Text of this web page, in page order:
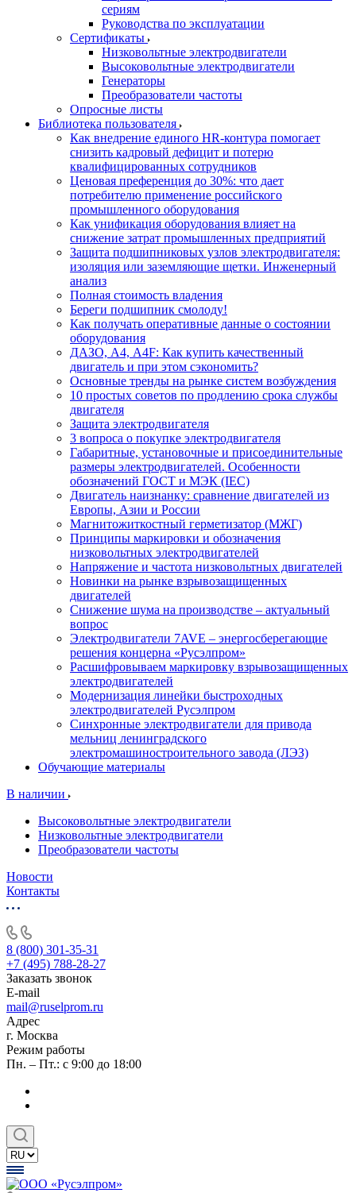
сериям
Руководства по эксплуатации
Сертификаты
Низковольтные электродвигатели
Высоковольтные электродвигатели
Генераторы
Преобразователи частоты
Опросные листы
Библиотека пользователя
Как внедрение единого HR-контура помогает
снизить кадровый дефицит и потерю
квалифицированных сотрудников
Ценовая преференция до 30%: что дает
потребителю применение российского
промышленного оборудования
Как унификация оборудования влияет на
снижение затрат промышленных предприятий
Защита подшипниковых узлов электродвигателя:
изоляция или заземляющие щетки. Инженерный
анализ
Полная стоимость владения
Береги подшипник смолоду!
Как получать оперативные данные о состоянии
оборудования
ДАЗО, А4, А4F: Как купить качественный
двигатель и при этом сэкономить?
Основные тренды на рынке систем возбуждения
10 простых советов по продлению срока службы
двигателя
Защита электродвигателя
3 вопроса о покупке электродвигателя
Габаритные, установочные и присоединительные
размеры электродвигателей. Особенности
обозначений ГОСТ и МЭК (IEC)
Двигатель наизнанку: сравнение двигателей из
Европы, Азии и России
Магнитожиткостный герметизатор (МЖГ)
Принципы маркировки и обозначения
низковольтных электродвигателей
Напряжение и частота низковольтных двигателей
Новинки на рынке взрывозащищенных
двигателей
Снижение шума на производстве – актуальный
вопрос
Электродвигатели 7AVE – энергосберегающие
решения концерна «Русэлпром»
Расшифровываем маркировку взрывозащищенных
электродвигателей
Модернизация линейки быстроходных
электродвигателей Русэлпром
Синхронные электродвигатели для привода
мельниц ленинградского
электромашиностроительного завода (ЛЭЗ)
Обучающие материалы
В наличии
Высоковольтные электродвигатели
Низковольтные электродвигатели
Преобразователи частоты
Новости
Контакты
8 (800) 301-35-31
+7 (495) 788-28-27
Заказать звонок
E-mail
mail@ruselprom.ru
Адрес
г. Москва
Режим работы
Пн. – Пт.: с 9:00 до 18:00